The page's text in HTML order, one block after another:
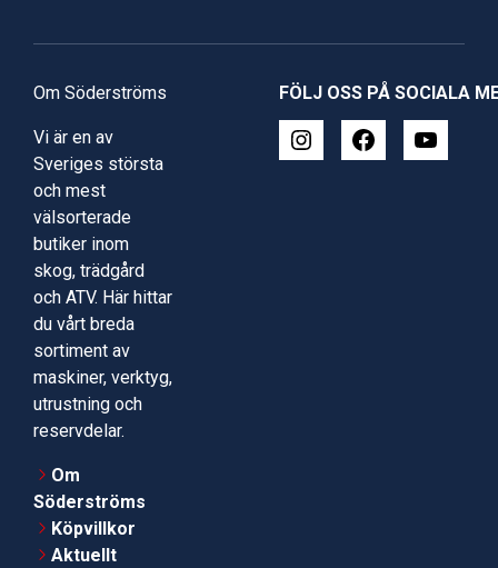
Om Söderströms
Vi är en av
Sveriges största
och mest
välsorterade
butiker inom
skog, trädgård
och ATV. Här hittar
du vårt breda
sortiment av
maskiner, verktyg,
utrustning och
reservdelar.
Om
Söderströms
Köpvillkor
Aktuellt
FÖLJ OSS PÅ SOCIALA